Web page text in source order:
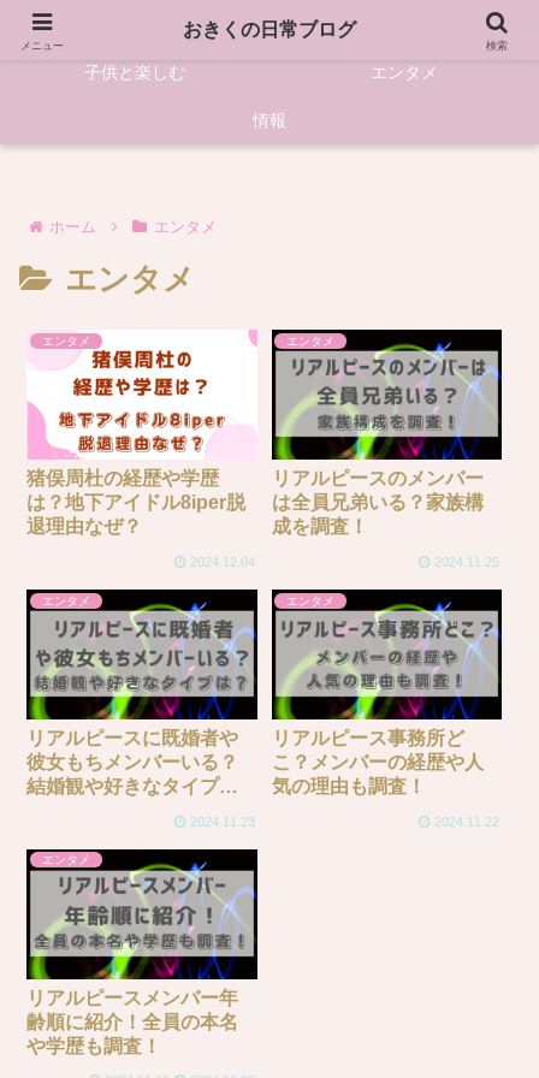
子供と楽しむ エンタメ
情報
ホーム エンタメ
エンタメ
エンタメ
猪俣周杜の経歴や学歴
は？地下アイドル8iper脱
退理由なぜ？
2024.12.04
エンタメ
リアルピースのメンバー
は全員兄弟いる？家族構
成を調査！
2024.11.25
エンタメ
リアルピースに既婚者や
彼女もちメンバーいる？
結婚観や好きなタイプ
2024.11.23
エンタメ
リアルピース事務所ど
こ？メンバーの経歴や人
気の理由も調査！
2024.11.22
エンタメ
リアルピースメンバー年
齢順に紹介！全員の本名
や学歴も調査！
メニュー
おきくの日常ブログ
検索